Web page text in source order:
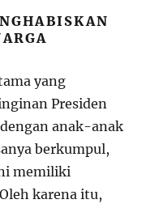
yang
Presiden
anak-anak
berkumpul,
memiliki
karena itu,